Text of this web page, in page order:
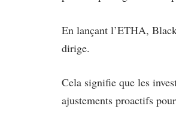
En lançant l’ETHA,
dirige.
Cela signifie que les
ajustements proactifs